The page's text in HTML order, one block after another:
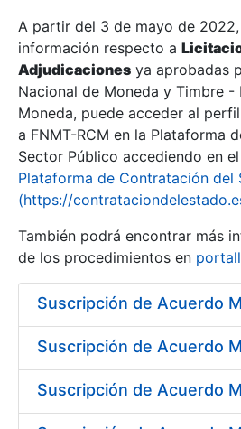
Mostrar/Ocultar
A partir del 3 de mayo de
información respecto a
Adjudicaciones ya aprobadas
Nacional de Moneda y Timbre -
Moneda, puede acceder al
a FNMT-RCM en la Plataforma
Sector Público accediendo en
Plataforma de Contratación del
(https://
También podrá encontrar más
de los procedimientos en